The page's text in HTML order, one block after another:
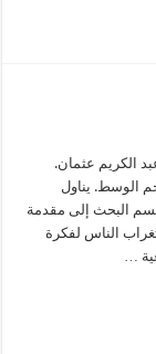
الكريم عثمان.
159 صفحة من الحجم الوسط. يناول
البحث إلى مقدمة
الناس لفكرة
…